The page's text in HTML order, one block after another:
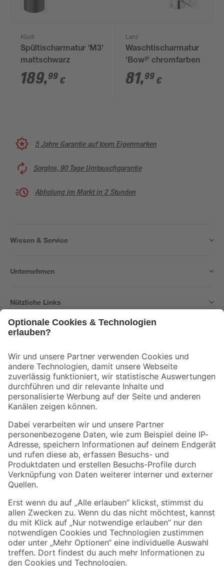
Kludi
Spültischarmatur 'M3'
mattschwarz
189,99 €
Lenz
Waschtischarmatur
'Bow²' chromfarben
81,99 €
5 Jahre Garantie auf toom Eigenmarken
Sorglos, 90 Tage Umtauschgarantie
Abholung im Markt in 2 Stunden
Wissen & Service
Unternehmen
Nützliche Links
Der toom Newsletter: Keine Angebote und Aktionen mehr verpassen!
Zur Newsletter Anmeldung
Folge uns
Zahlungsarten Versandarten
Sicher einkaufen
Jetzt die toom-App herunterladen